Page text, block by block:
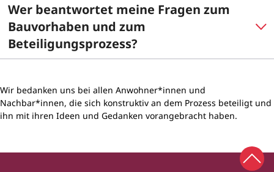
Wer beantwortet meine Fragen zum
Bauvorhaben und zum
Beteiligungsprozess?
Wir bedanken uns bei allen Anwohner*innen und
Nachbar*innen, die sich konstruktiv an dem Prozess beteiligt und
ihn mit ihren Ideen und Gedanken vorangebracht haben.